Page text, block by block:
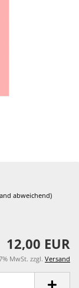
abweichend)
12,00 EUR
MwSt. zzgl. Versand